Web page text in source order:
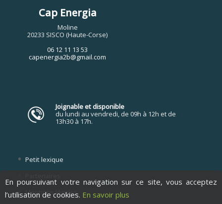
Cap Energia
Moline
20233 SISCO (Haute-Corse)
06 12 11 13 53
capenergia2b@gmail.com
Joignable et disponible
du lundi au vendredi, de 09h à 12h et de
13h30 à 17h.
Petit lexique
Mentions légales
En poursuivant votre navigation sur ce site, vous acceptez
l’utilisation de cookies. En savoir plus